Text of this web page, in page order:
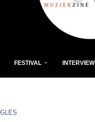
FESTIVAL INTERVIEW